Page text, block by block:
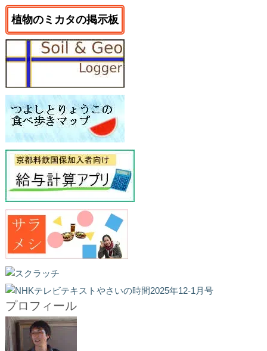
植物のミカタの掲示板
プロフィール